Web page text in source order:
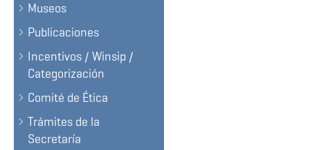
Museos
Publicaciones
Incentivos / Winsip /
Categorización
Comité de Ética
Trámites de la
Secretaría